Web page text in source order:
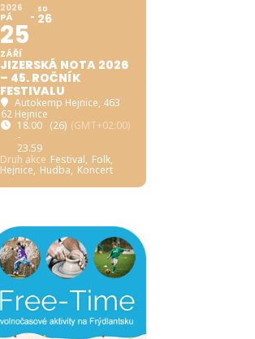
2026
PÁ
25
ZÁŘÍ
SO
26
JIZERSKÁ NOTA 2026
– 45. ROČNÍK
FESTIVALU
Autokemp Hejnice, 463
62 Hejnice
18.00
-
23.59
(26) (GMT+02:00)
Druh akce Festival, Folk,
Hejnice, Hudba, Koncert